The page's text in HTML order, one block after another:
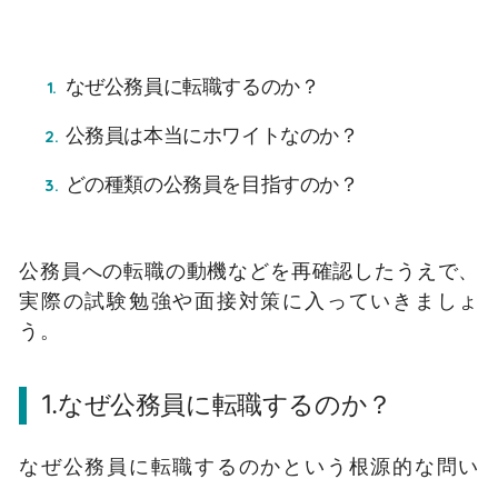
なぜ公務員に転職するのか？
公務員は本当にホワイトなのか？
どの種類の公務員を目指すのか？
公務員への転職の動機などを再確認したうえで、
実際の試験勉強や面接対策に入っていきましょ
う。
1.なぜ公務員に転職するのか？
なぜ公務員に転職するのかという根源的な問い